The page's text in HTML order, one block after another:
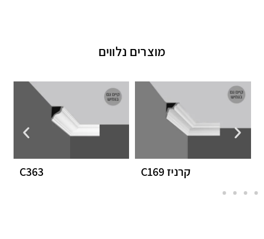
מוצרים נלווים
קרניז C169 C363